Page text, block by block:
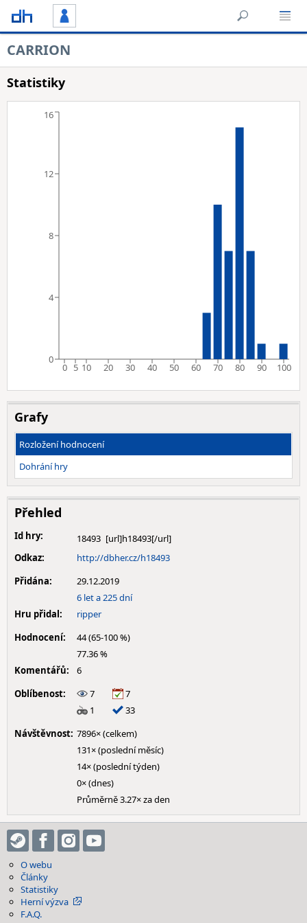
CARRION
Statistiky
0 5 10 20 30 40 50 60 70 80 90 100
0
4
8
12
16
Grafy
Rozložení hodnocení
Dohrání hry
Přehled
Id hry:
18493
Odkaz:
http://dbher.cz/h18493
Přidána:
29.12.2019
6 let a 225 dní
Hru přidal:
ripper
Hodnocení:
44 (65-100 %)
77.36 %
Komentářů:
6
Oblíbenost:
7
7
1
33
Návštěvnost: 7896× (celkem)
131× (poslední měsíc)
14× (poslední týden)
0× (dnes)
Průměrně 3.27× za den
O webu
Články
Statistiky
Herní výzva
F.A.Q.